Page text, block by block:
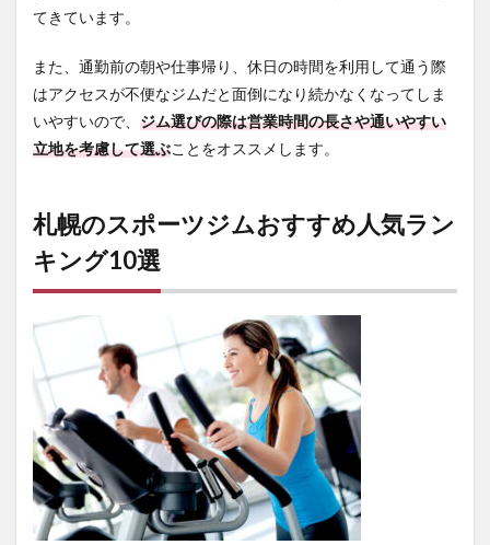
NAS
ロイ
倶楽
部
3.6.1
スポー
ン倶楽
用料金
3.6.2
スポー
ツクラ
ブNAS
ロイト
ン倶楽
部の店
舗情報
3.7
札幌
ジム7
位：
てきています。
また、通勤前の朝や仕事帰り、休日の時間を利用して通う際
はアクセスが不便なジムだと面倒になり続かなくなってしま
いやすいので、 ジム選びの際は営業時間の長さや通いやすい
立地を考慮して選ぶことをオススメします。
札幌のスポーツジムおすすめ人気ラン
キング10選